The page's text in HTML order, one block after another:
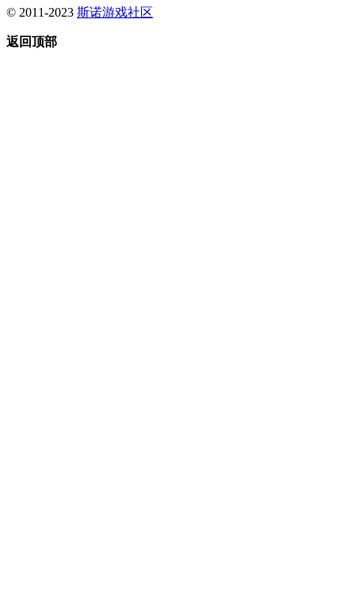
© 2011-2023 斯诺游戏社区
返回顶部